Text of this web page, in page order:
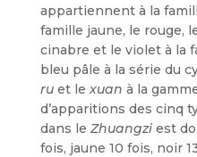
appartiennent à la
famille jaune, le rouge,
cinabre et le violet à la
bleu pâle à la série du
ruet lexuan à la
d’apparitions des cinq
dans le Zhuangziest
fois, jaune 10 fois, noir